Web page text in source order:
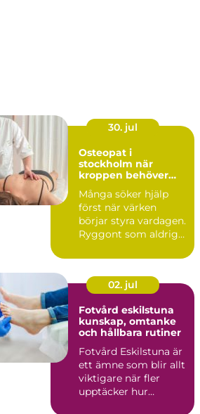
30. jul
Osteopat i
stockholm när
kroppen behöver
Många söker hjälp
först när värken
börjar styra vardagen.
Ryggont som aldrig
som ...
02. jul
Fotvård eskilstuna
kunskap, omtanke
och hållbara rutiner
Fotvård Eskilstuna är
ett ämne som blir allt
viktigare när fler
upptäcker hur